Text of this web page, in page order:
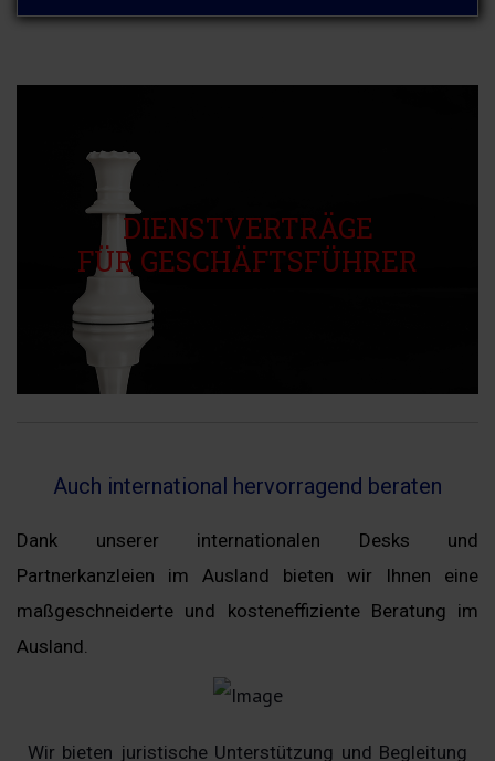
DIENSTVERTRÄGE
FÜR GESCHÄFTSFÜHRER
Bei der Ausgestaltung des schuldrechtlichen
Dienstverhältnisses zwischen der Gesellschaft
und dem Geschäftsführer ist eine
arbeitsrechtliche Prüfung ratsam.
Auch international hervorragend beraten
Dank unserer internationalen Desks und
Partnerkanzleien im Ausland bieten wir Ihnen eine
maßgeschneiderte und kosteneffiziente Beratung im
Ausland.
Wir bieten juristische Unterstützung und Begleitung